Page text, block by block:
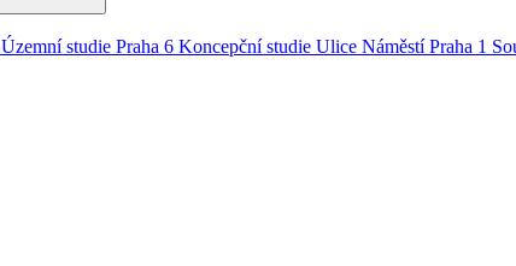
Územní studie Praha 6 Koncepční studie Ulice NáměstíPraha 1